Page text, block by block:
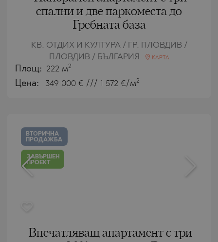
спални и две паркоместа до
Гребната база
КВ. ОТДИХ И КУЛТУРА / ГР. ПЛОВДИВ /
ПЛОВДИВ / БЪЛГАРИЯ
КАРТА
Площ: 222 м2
Цена: 349 000 € /// 1 572 €/м2
ВТОРИЧНА
ПРОДАЖБА
ЗАВЪРШЕН
ПРОЕКТ
Впечатляващ апартамент с три